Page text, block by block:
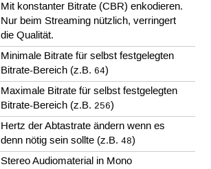
Mit konstanter Bitrate (CBR) enkodieren.
Nur beim Streaming nützlich, verringert
die Qualität.
Minimale Bitrate für selbst festgelegten
Bitrate-Bereich (z.B. 64)
Maximale Bitrate für selbst festgelegten
Bitrate-Bereich (z.B. 256)
Hertz der Abtastrate ändern wenn es
denn nötig sein sollte (z.B.48)
Stereo Audiomaterial in Mono